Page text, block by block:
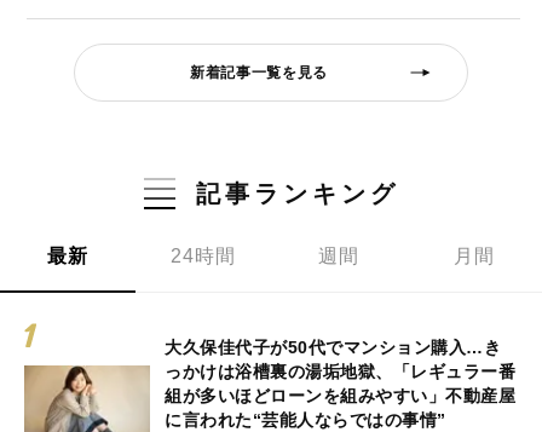
新着記事一覧を見る
記事ランキング
最新 24時間 週間 月間
大久保佳代子が50代でマンション購入…き
っかけは浴槽裏の湯垢地獄、「レギュラー番
組が多いほどローンを組みやすい」不動産屋
に言われた“芸能人ならではの事情”